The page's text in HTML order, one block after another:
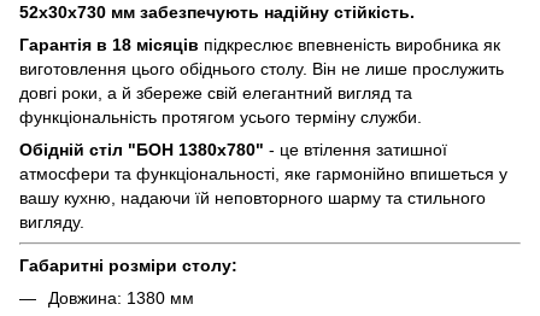
52х30х730 мм забезпечують надійну стійкість.
Гарантія в 18 місяців підкреслює впевненість виробника як
виготовлення цього обіднього столу. Він не лише прослужить
довгі роки, а й збереже свій елегантний вигляд та
функціональність протягом усього терміну служби.
Обідній стіл "БОН 1380х780" - це втілення затишної
атмосфери та функціональності, яке гармонійно впишеться у
вашу кухню, надаючи їй неповторного шарму та стильного
вигляду.
Габаритні розміри столу:
Довжина: 1380 мм